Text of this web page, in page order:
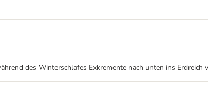
des Winterschlafes Exkremente nach unten ins Erdreich